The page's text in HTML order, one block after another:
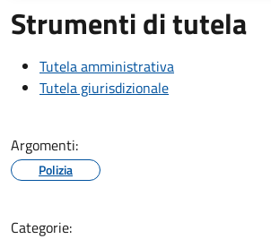
Strumenti di tutela
Tutela amministrativa
Tutela giurisdizionale
Argomenti:
Polizia
Categorie: